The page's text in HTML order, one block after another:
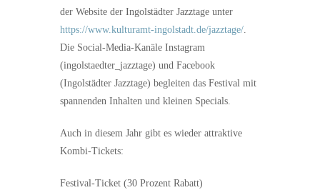
der Website der Ingolstädter Jazztage unter
https://www.kulturamt-ingolstadt.de/jazztage/.
Die Social-Media-Kanäle Instagram
(ingolstaedter_jazztage) und Facebook
(Ingolstädter Jazztage) begleiten das Festival mit
spannenden Inhalten und kleinen Specials.
Auch in diesem Jahr gibt es wieder attraktive
Kombi-Tickets:
Festival-Ticket (30 Prozent Rabatt)